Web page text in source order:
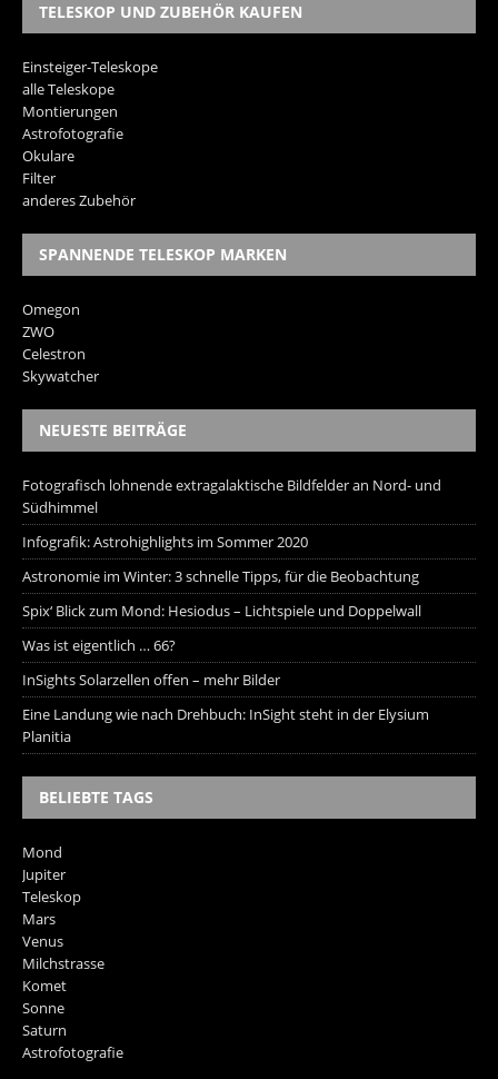
TELESKOP UND ZUBEHÖR KAUFEN
Einsteiger-Teleskope
alle Teleskope
Montierungen
Astrofotografie
Okulare
Filter
anderes Zubehör
SPANNENDE TELESKOP MARKEN
Omegon
ZWO
Celestron
Skywatcher
NEUESTE BEITRÄGE
Fotografisch lohnende extragalaktische Bildfelder an Nord- und
Südhimmel
Infografik: Astrohighlights im Sommer 2020
Astronomie im Winter: 3 schnelle Tipps, für die Beobachtung
Spix‘ Blick zum Mond: Hesiodus – Lichtspiele und Doppelwall
Was ist eigentlich … 66?
InSights Solarzellen offen – mehr Bilder
Eine Landung wie nach Drehbuch: InSight steht in der Elysium
Planitia
BELIEBTE TAGS
Mond
Jupiter
Teleskop
Mars
Venus
Milchstrasse
Komet
Sonne
Saturn
Astrofotografie